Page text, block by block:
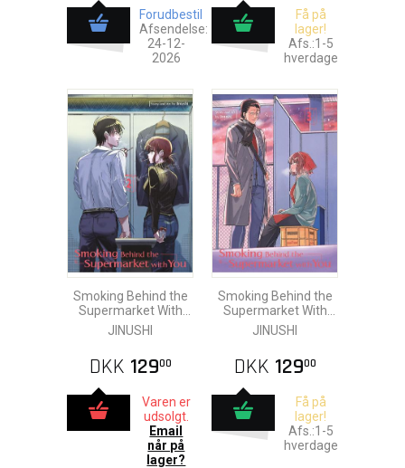
Forudbestil
Afsendelse:
24-12-
2026
Få på
lager!
Afs.:1-5
hverdage
Smoking Behind the
Supermarket With
You vol. 2
JINUSHI
DKK 12900
Varen er
udsolgt.
Email
når på
lager?
Smoking Behind the
Supermarket With
You vol. 3
JINUSHI
DKK 12900
Få på
lager!
Afs.:1-5
hverdage